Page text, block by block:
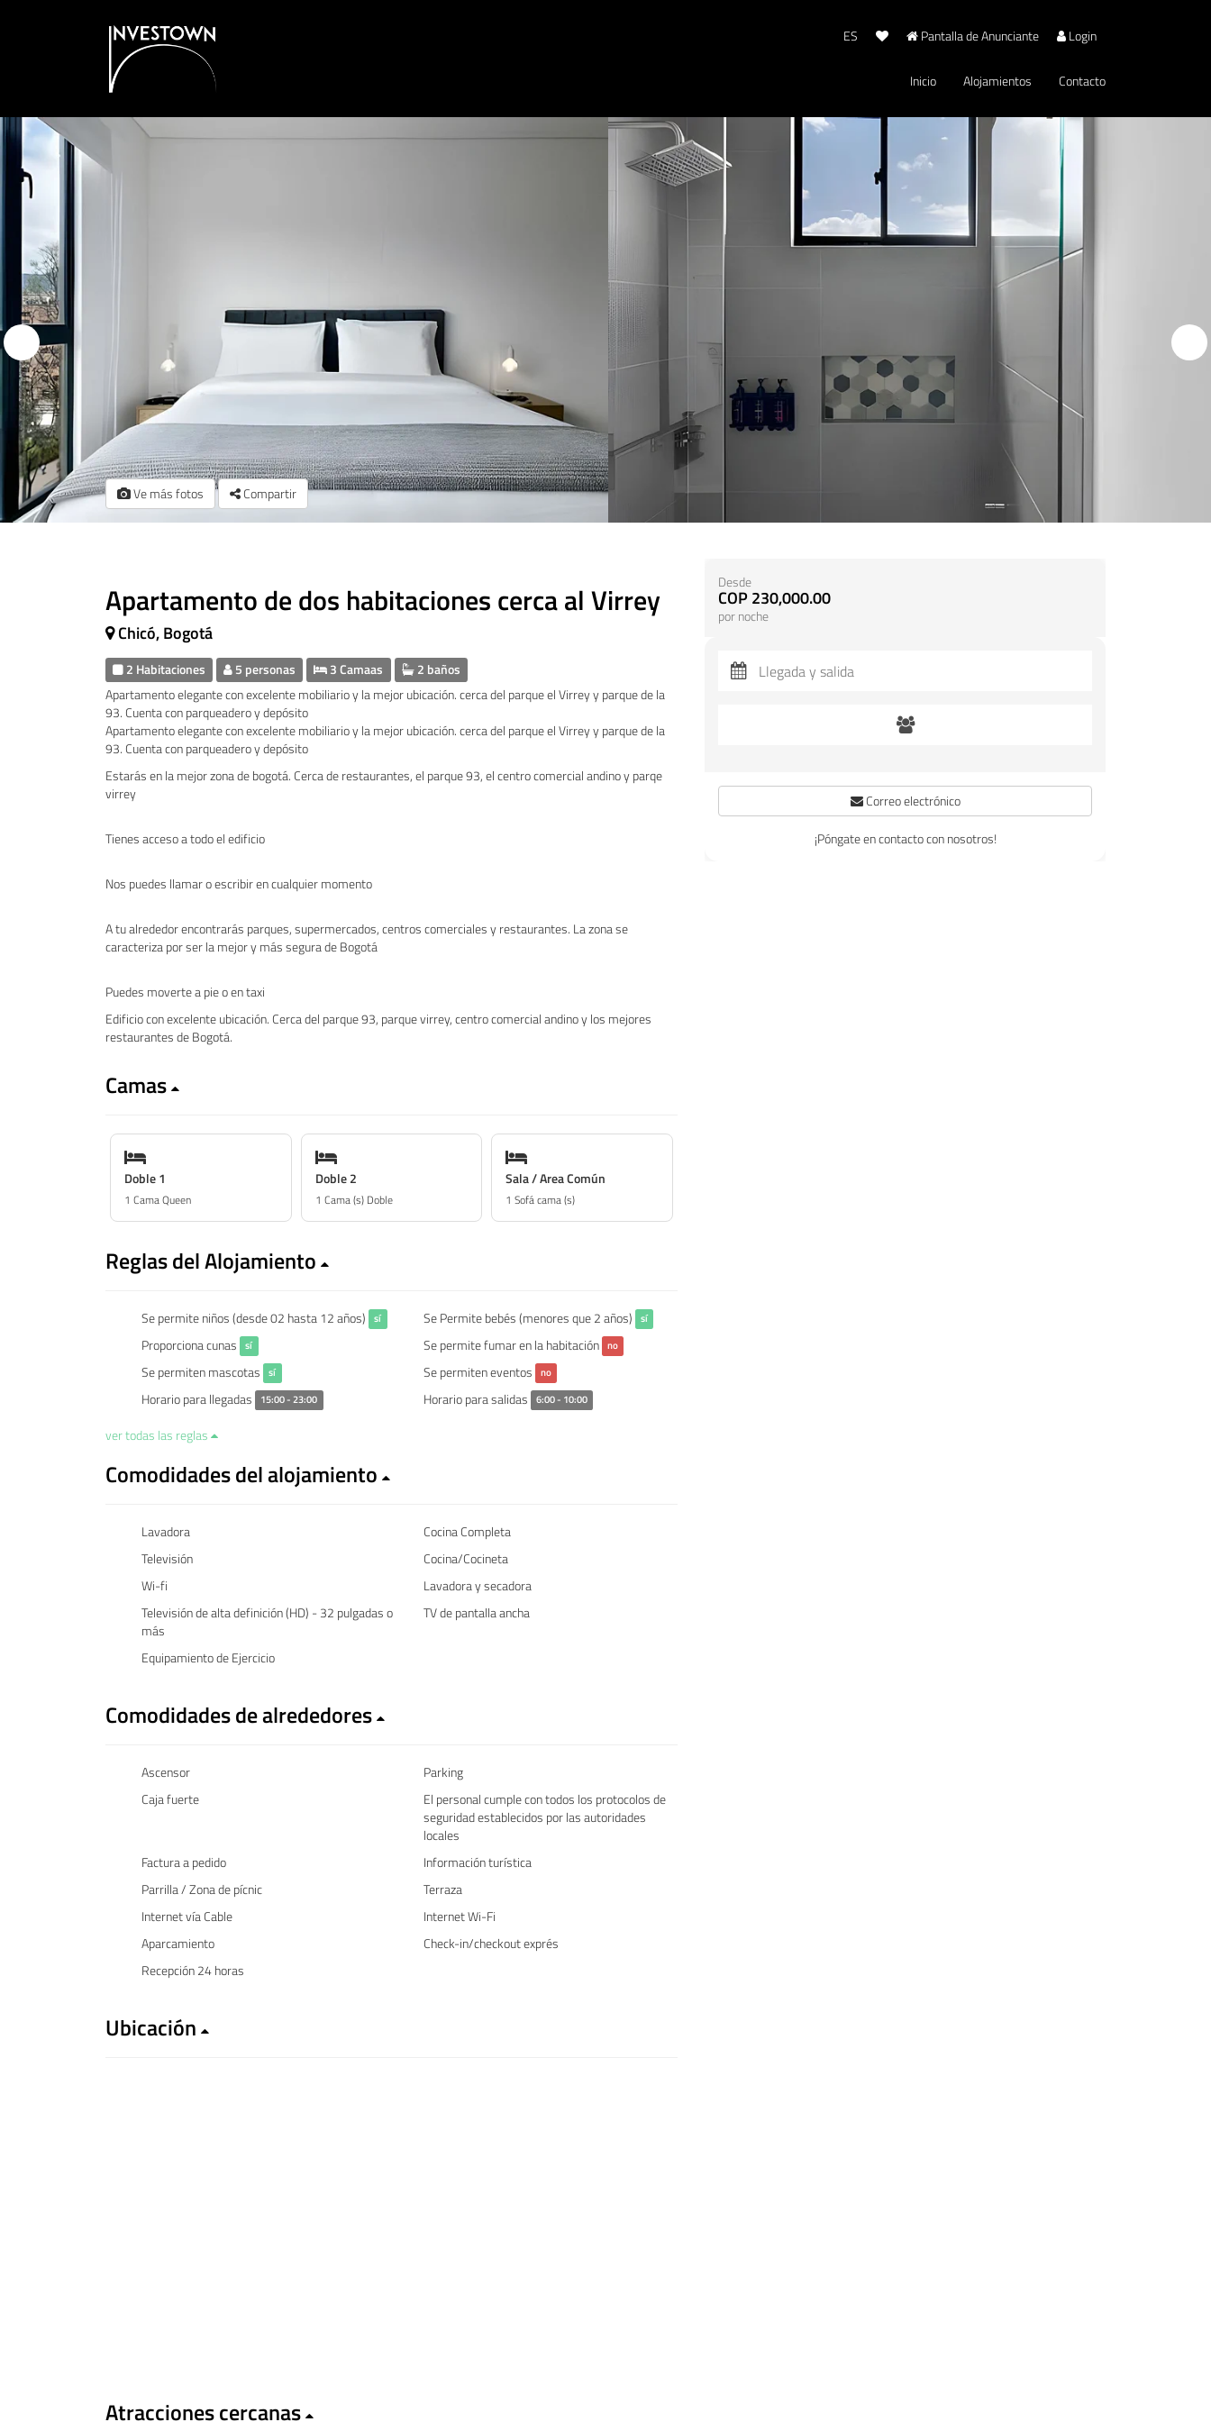
ES Pantalla de Anunciante Login
Inicio Alojamientos Contacto
Ve más fotos Compartir
Apartamento de dos habitaciones cerca al Virrey
Chicó, Bogotá
2 Habitaciones 5 personas 3 Camaas 2 baños
Apartamento elegante con excelente mobiliario y la mejor ubicación. cerca del parque el Virrey y parque de la
93. Cuenta con parqueadero y depósito
Apartamento elegante con excelente mobiliario y la mejor ubicación. cerca del parque el Virrey y parque de la
93. Cuenta con parqueadero y depósito
Estarás en la mejor zona de bogotá. Cerca de restaurantes, el parque 93, el centro comercial andino y parqe
virrey
Tienes acceso a todo el edificio
Nos puedes llamar o escribir en cualquier momento
A tu alrededor encontrarás parques, supermercados, centros comerciales y restaurantes. La zona se
caracteriza por ser la mejor y más segura de Bogotá
Puedes moverte a pie o en taxi
Edificio con excelente ubicación. Cerca del parque 93, parque virrey, centro comercial andino y los mejores
restaurantes de Bogotá.
Camas
Doble 1
1 Cama Queen
Doble 2
1 Cama (s) Doble
Sala / Area Común
1 Sofá cama (s)
Reglas del Alojamiento
Se permite niños (desde 02 hasta 12 años) sí Se Permite bebés (menores que 2 años) sí
Proporciona cunas sí Se permite fumar en la habitación no
Se permiten mascotas sí Se permiten eventos no
Horario para llegadas 15:00 - 23:00 Horario para salidas 6:00 - 10:00
ver todas las reglas
Comodidades del alojamiento
Lavadora
Cocina Completa
Televisión
Cocina/Cocineta
Wi-fi
Lavadora y secadora
Televisión de alta definición (HD) - 32 pulgadas o
más
TV de pantalla ancha
Equipamiento de Ejercicio
Comodidades de alrededores
Ascensor
Parking
Caja fuerte
El personal cumple con todos los protocolos de
seguridad establecidos por las autoridades
locales
Factura a pedido
Información turística
Parrilla / Zona de pícnic
Terraza
Internet vía Cable
Internet Wi-Fi
Aparcamiento
Check-in/checkout exprés
Recepción 24 horas
Ubicación
Atracciones cercanas
Desde
COP 230,000.00
por noche
Correo electrónico
¡Póngate en contacto con nosotros!